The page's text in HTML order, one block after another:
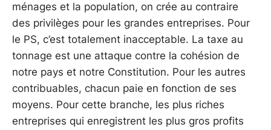
ménages et la population, on crée au contraire
des privilèges pour les grandes entreprises. Pour
le PS, c’est totalement inacceptable. La taxe au
tonnage est une attaque contre la cohésion de
notre pays et notre Constitution. Pour les autres
contribuables, chacun paie en fonction de ses
moyens. Pour cette branche, les plus riches
entreprises qui enregistrent les plus gros profits